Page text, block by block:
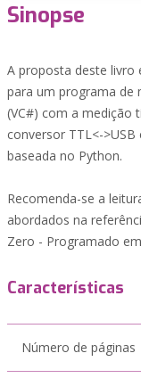
Sinopse
A proposta deste livro
para um programa de
(VC#) com a medição
conversor TTL<-
baseada no Python.
Recomenda-se a
abordados na
Zero - Programado
Características
Número de páginas